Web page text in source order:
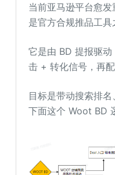
当前亚马逊平台愈
是官方合规推品工具
它是由 BD 提报驱
击 + 转化信号，再配
目标是带动搜索排
下面这个 Woot BD